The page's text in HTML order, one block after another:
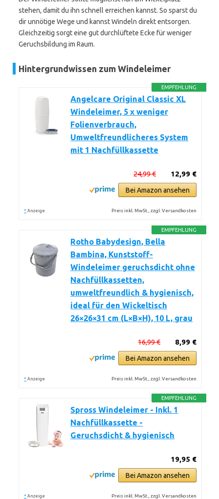
stehen, damit du ihn schnell erreichen kannst. So sparst du
dir unnötige Wege und kannst Windeln direkt entsorgen.
Gleichzeitig sorgt eine gut durchlüftete Ecke für weniger
Geruchsbildung im Raum.
Hintergrundwissen zum Windeleimer
EMPFEHLUNG
Angelcare Original Classic XL
Windeleimer, 5 x weniger
Folienverbrauch,
Umweltfreundlicheres System
mit 1 Nachfüllkassette
12,99 €
24,99 €
Bei Amazon ansehen
* Anzeige Preis inkl. MwSt., zzgl. Versandkosten
EMPFEHLUNG
Rotho Babydesign, Bella
Bambina, Kunststoff-
Windeleimer geruchsdicht ohne
Nachfüllkassetten,
umweltfreundlich & hygienisch,
ideal für den Wickeltisch
26×26×31 cm (L×B×H), 10 L, grau
8,99 €
16,99 €
Bei Amazon ansehen
* Anzeige Preis inkl. MwSt., zzgl. Versandkosten
EMPFEHLUNG
Spross Windeleimer - Inkl. 1
Nachfüllkassette -
Geruchsdicht & hygienisch
19,95 €
Bei Amazon ansehen
* Anzeige Preis inkl. MwSt., zzgl. Versandkosten